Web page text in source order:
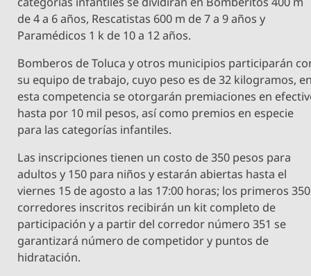
de 4 a 6 años, Rescatistas 600 m de 7 a 9 años y
Paramédicos 1 k de 10 a 12 años.
Bomberos de Toluca y otros municipios participarán
su equipo de trabajo, cuyo peso es de 32 kilogramos,
esta competencia se otorgarán premiaciones en
hasta por 10 mil pesos, así como premios en especie
para las categorías infantiles.
Las inscripciones tienen un costo de 350 pesos para
adultos y 150 para niños y estarán abiertas hasta el
viernes 15 de agosto a las 17:00 horas; los primeros 350
corredores inscritos recibirán un kit completo de
participación y a partir del corredor número 351 se
garantizará número de competidor y puntos de
hidratación.